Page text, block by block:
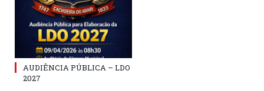
AUDIÊNCIA PÚBLICA – LDO
2027